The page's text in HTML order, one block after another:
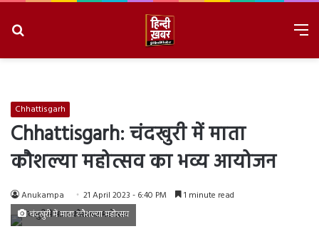
Chhattisgarh
Chhattisgarh: चंदखुरी में माता
कौशल्या महोत्सव का भव्य आयोजन
Anukampa 21 April 2023 - 6:40 PM 1 minute read
चंदखुरी में माता कौशल्या महोत्सव